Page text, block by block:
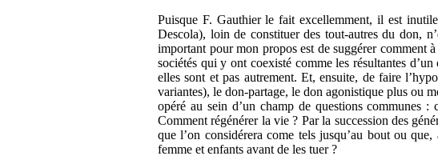
Puisque F. Gauthier le fait excellemment, il est
Descola), loin de constituer des tout-autres du don,
important pour mon propos est de suggérer comment
sociétés qui y ont coexisté comme les résultantes
elles sont et pas autrement. Et, ensuite, de faire
variantes), le don-partage, le don agonistique plus ou
opéré au sein d’un champ de questions
Comment régénérer la vie ? Par la succession des
que l’on considérera come tels jusqu’au bout ou
femme et enfants avant de les tuer ?